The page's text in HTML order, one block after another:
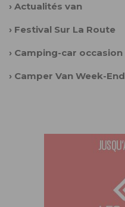
› Actualités van
› Festival Sur La Route
› Camping-car occasion
› Camper Van Week-End